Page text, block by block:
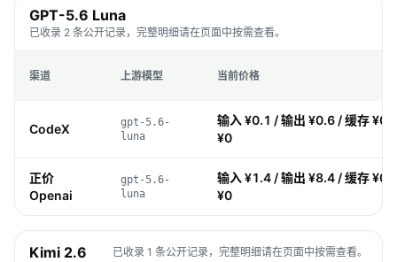
GPT-5.6 Luna
已收录 2 条公开记录，完整明细请在页面中按需查看。
渠道 上游模型 当前价格
CodeX
gpt-5.6-
luna
输入 ¥0.1 / 输出 ¥0.6 / 缓存
¥0
正价
Openai
gpt-5.6-
luna
输入 ¥1.4 / 输出 ¥8.4 / 缓存
¥0
Kimi 2.6 已收录 1 条公开记录，完整明细请在页面中按需查看。